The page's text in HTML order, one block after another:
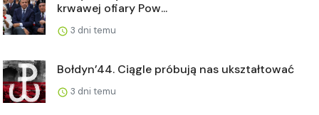
krwawej ofiary Pow...
3 dni temu
Bołdyn’44. Ciągle próbują nas ukształtować
3 dni temu